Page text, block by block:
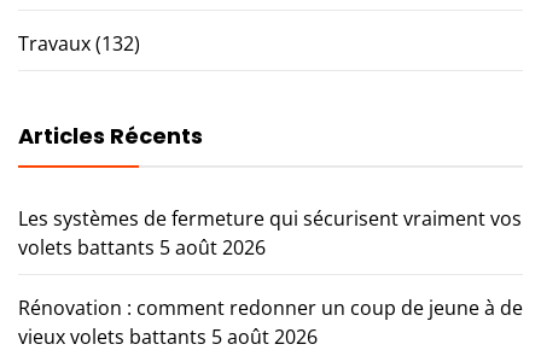
Travaux(132)
Articles Récents
Les systèmes de fermeture qui sécurisent vraiment vos
volets battants 5 août 2026
Rénovation : comment redonner un coup de jeune à de
vieux volets battants 5 août 2026